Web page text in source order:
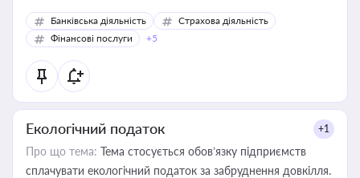
Банківська діяльність
Страхова діяльність
Фінансові послуги
+5
Екологічний податок +1
Про що тема: Тема стосується обов’язку підприємств
сплачувати екологічний податок за забруднення довкілля.